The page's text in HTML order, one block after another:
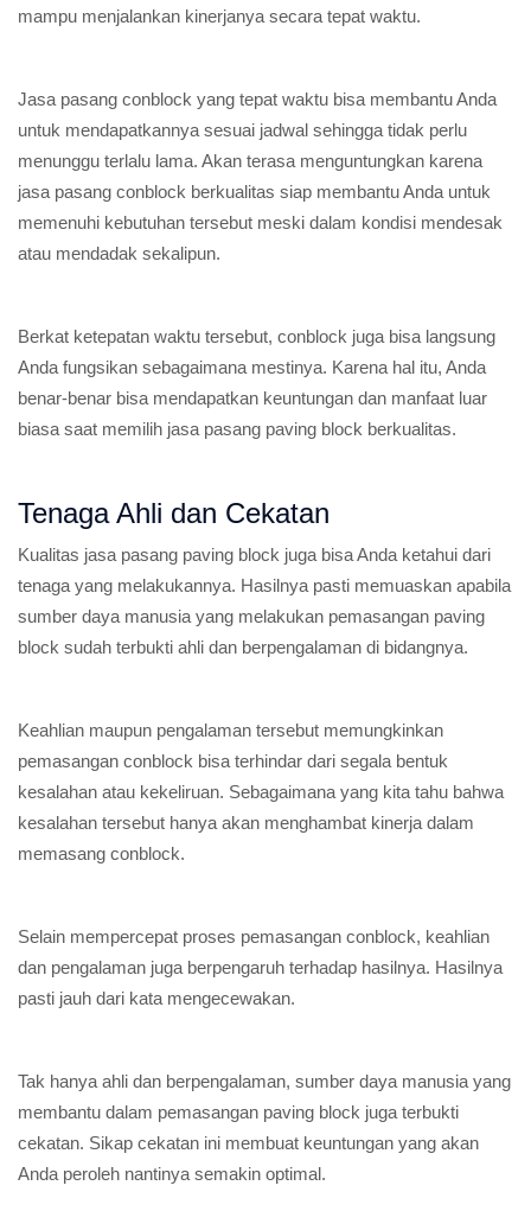
mampu menjalankan kinerjanya secara tepat waktu.
Jasa pasang conblock yang tepat waktu bisa membantu Anda
untuk mendapatkannya sesuai jadwal sehingga tidak perlu
menunggu terlalu lama. Akan terasa menguntungkan karena
jasa pasang conblock berkualitas siap membantu Anda untuk
memenuhi kebutuhan tersebut meski dalam kondisi mendesak
atau mendadak sekalipun.
Berkat ketepatan waktu tersebut, conblock juga bisa langsung
Anda fungsikan sebagaimana mestinya. Karena hal itu, Anda
benar-benar bisa mendapatkan keuntungan dan manfaat luar
biasa saat memilih jasa pasang paving block berkualitas.
Tenaga Ahli dan Cekatan
Kualitas jasa pasang paving block juga bisa Anda ketahui dari
tenaga yang melakukannya. Hasilnya pasti memuaskan apabila
sumber daya manusia yang melakukan pemasangan paving
block sudah terbukti ahli dan berpengalaman di bidangnya.
Keahlian maupun pengalaman tersebut memungkinkan
pemasangan conblock bisa terhindar dari segala bentuk
kesalahan atau kekeliruan. Sebagaimana yang kita tahu bahwa
kesalahan tersebut hanya akan menghambat kinerja dalam
memasang conblock.
Selain mempercepat proses pemasangan conblock, keahlian
dan pengalaman juga berpengaruh terhadap hasilnya. Hasilnya
pasti jauh dari kata mengecewakan.
Tak hanya ahli dan berpengalaman, sumber daya manusia yang
membantu dalam pemasangan paving block juga terbukti
cekatan. Sikap cekatan ini membuat keuntungan yang akan
Anda peroleh nantinya semakin optimal.